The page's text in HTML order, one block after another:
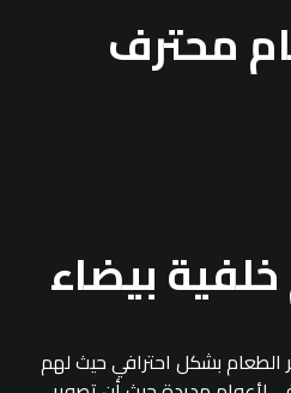
محترف
بيضاء
الطعام بشكل احترافي حيث لهم